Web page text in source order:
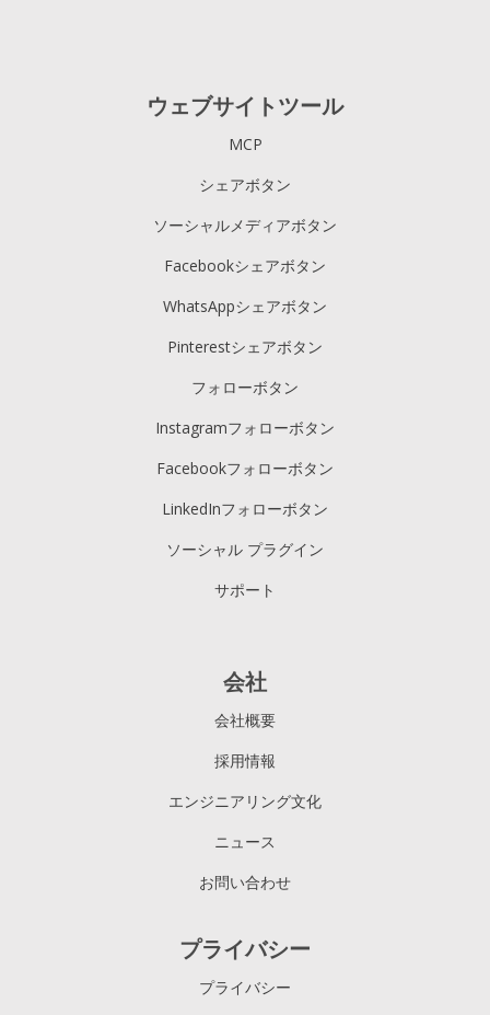
ウェブサイトツール
MCP
シェアボタン
ソーシャルメディアボタン
Facebookシェアボタン
WhatsAppシェアボタン
Pinterestシェアボタン
フォローボタン
Instagramフォローボタン
Facebookフォローボタン
LinkedInフォローボタン
ソーシャル プラグイン
サポート
会社
会社概要
採用情報
エンジニアリング文化
ニュース
お問い合わせ
プライバシー
プライバシー